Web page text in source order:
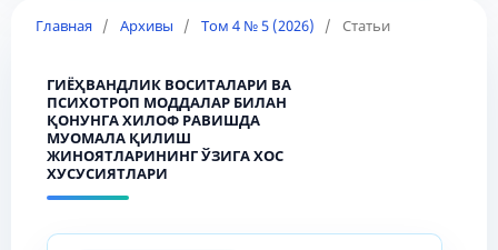
Главная / Архивы / Том 4 № 5 (2026) / Статьи
ГИЁҲВАНДЛИК ВОСИТАЛАРИ ВА
ПСИХОТРОП МОДДАЛАР БИЛАН
ҚОНУНГА ХИЛОФ РАВИШДА
МУОМАЛА ҚИЛИШ
ЖИНОЯТЛАРИНИНГ ЎЗИГА ХОС
ХУСУСИЯТЛАРИ